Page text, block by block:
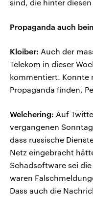
sind, die hinter
Propaganda auch
Kloiber: Auch der
Telekom in dieser
kommentiert. Konnte
Propaganda finden,
Welchering: Auf
vergangenen
dass russische
Netz eingebracht
Schadsoftware sei
waren
Dass auch die